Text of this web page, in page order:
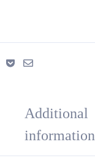
Additional
information